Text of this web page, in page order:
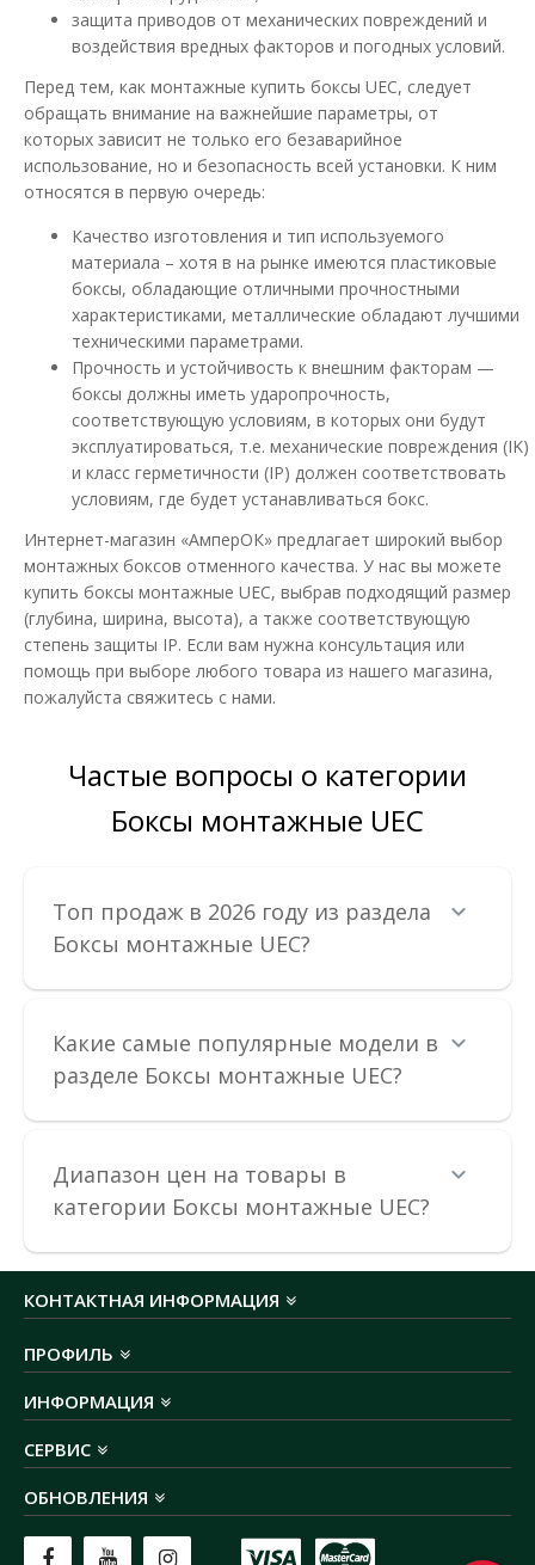
1 411.36 грн
В КОРЗИНУ
В сравнения
Щиток пластиковый ЩМПп 400х300х220мм
прозрачные дверцы ПХЛ1 IP65 UEC
Доступность: В наличии
Корпуса пластиковые ЩМПп IP65 предназначены для
размещения в них электротехнического, телекоммуникац..
1 942.31 грн
В КОРЗИНУ
В сравнения
защита приводов от механических повреждений и
воздействия вредных факторов и погодных условий.
Перед тем, как монтажные купить боксы UEC, следует
обращать внимание на важнейшие параметры, от
которых зависит не только его безаварийное
использование, но и безопасность всей установки. К ним
относятся в первую очередь:
Качество изготовления и тип используемого
материала – хотя в на рынке имеются пластиковые
боксы, обладающие отличными прочностными
характеристиками, металлические обладают лучшими
техническими параметрами.
Прочность и устойчивость к внешним факторам —
боксы должны иметь ударопрочность,
соответствующую условиям, в которых они будут
эксплуатироваться, т.е. механические повреждения (IK)
и класс герметичности (IP) должен соответствовать
условиям, где будет устанавливаться бокс.
Интернет-магазин «АмперОК» предлагает широкий выбор
монтажных боксов отменного качества. У нас вы можете
купить боксы монтажные UEC, выбрав подходящий размер
(глубина, ширина, высота), а также соответствующую
степень защиты IP. Если вам нужна консультация или
помощь при выборе любого товара из нашего магазина,
пожалуйста свяжитесь с нами.
Частые вопросы о категории
Боксы монтажные UEC
Топ продаж в 2026 году из раздела
Боксы монтажные UEC?
Какие самые популярные модели в
разделе Боксы монтажные UEC?
Диапазон цен на товары в
категории Боксы монтажные UEC?
КОНТАКТНАЯ ИНФОРМАЦИЯ
ПРОФИЛЬ
ИНФОРМАЦИЯ
СЕРВИС
ОБНОВЛЕНИЯ